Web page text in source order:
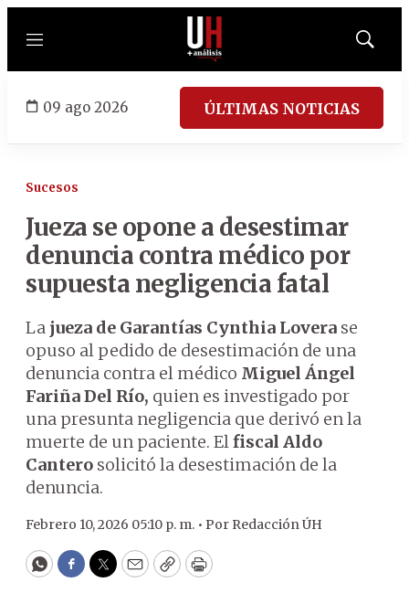
Menú
Mostrar
09 ago 2026 ÚLTIMAS NOTICIAS
Sucesos
Jueza se opone a desestimar
denuncia contra médico por
supuesta negligencia fatal
La jueza de Garantías Cynthia Lovera se
opuso al pedido de desestimación de una
denuncia contra el médico Miguel Ángel
Fariña Del Río, quien es investigado por
una presunta negligencia que derivó en la
muerte de un paciente. Elfiscal Aldo
Cantero solicitó la desestimación de la
denuncia.
Febrero 10, 2026 05:10 p. m. • Por Redacción ÚH
WhatsApp
Facebook
Twitter
EmailCopyPrint